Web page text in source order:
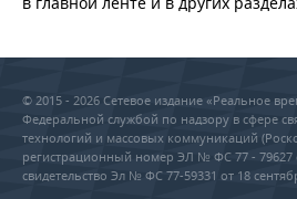
© 2015 - 2026 Сетевое издание «Реальное
Федеральной службой по надзору в сфере
технологий и массовых коммуникаций
регистрационный номер ЭЛ № ФС 77 - 79627
свидетельство Эл № ФС 77-59331 от 18